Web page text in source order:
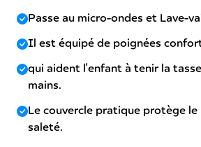
Passe au micro-ondes et Lave-
Il est équipé de poignées
qui aident l'enfant à tenir la
mains.
Le couvercle pratique protège le
saleté.